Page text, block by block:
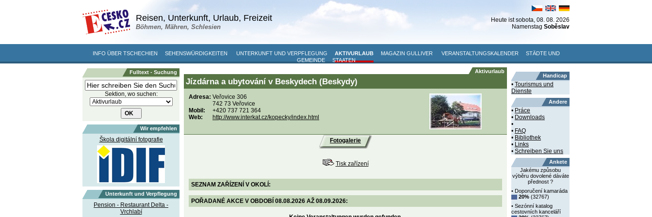
Reisen, Unterkunft, Urlaub, Freizeit
Böhmen, Mähren, Schlesien
Heute istsobota, 08. 08. 2026
Namenstag Soběslav
INFO ÜBER TSCHECHIEN SEHENSWÜRDIGKEITEN UNTERKUNFT UND VERPFLEGUNG AKTIVURLAUB MAGAZIN GULLIVER VERANSTALTUNGSKALENDER
STÄDTE UND
GEMEINDE
STAATEN
Fulltext - Suchung
Sektion, wo suchen:
Wir empfehlen
Škola digitální fotografie
Unterkunft und Verpflegung
Pension - Restaurant Delta -
Vrchlabí
Aktivurlaub
Jízdárna a ubytování v Beskydech (Beskydy)
Adresa: Veřovice 306
742 73 Veřovice
Mobil:
+420 737 721 364
Web:
http://www.interkat.cz/kopecky/index.html
Fotogalerie
Tisk zařízení
SEZNAM ZAŘÍZENÍ V OKOLÍ:
POŘADANÉ AKCE V OBDOBÍ 08.08.2026 AŽ 08.09.2026:
Handicap
• Tourismus und
Dienste
Andere
• Práce
• Downloads
•
• FAQ
• Bibliothek
• Links
• Schreiben Sie uns
Ankete
Jakému způsobu
výběru dovolené dáváte
přednost ?
• Doporučení kamaráda
20% (32767)
• Sezónní katalog
cestovních kanceláří